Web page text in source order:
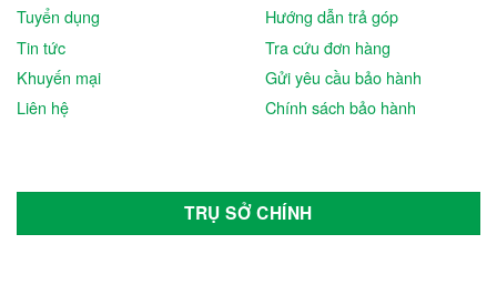
Tuyển dụng
Tin tức
Khuyến mại
Liên hệ
Hướng dẫn trả góp
Tra cứu đơn hàng
Gửi yêu cầu bảo hành
Chính sách bảo hành
TRỤ SỞ CHÍNH